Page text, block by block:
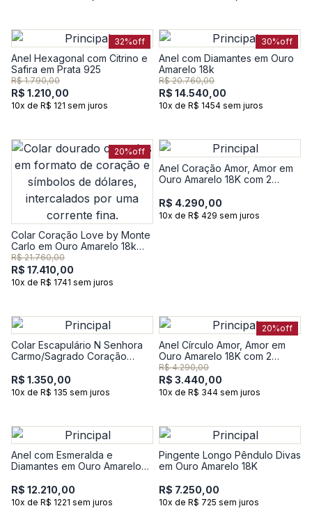
32%off
Anel Hexagonal com Citrino e
Safira em Prata 925
R$ 1.790,00
R$ 1.210,00
10x de R$ 121 sem juros
30%off
Anel com Diamantes em Ouro
Amarelo 18k
R$ 20.760,00
R$ 14.540,00
10x de R$ 1454 sem juros
20%off
Colar Coração Love by Monte
Carlo em Ouro Amarelo 18k
com 2 Pontos de Diamantes -
45 cm
R$ 21.760,00
R$ 17.410,00
10x de R$ 1741 sem juros
Anel Coração Amor, Amor em
Ouro Amarelo 18K com 2
R$ 4.290,00
10x de R$ 429 sem juros
Colar Escapulário N Senhora
Carmo/Sagrado Coração
Banho de Ouro Amarelo 18k
R$ 1.350,00
10x de R$ 135 sem juros
20%off
Anel Círculo Amor, Amor em
Ouro Amarelo 18K com 2
Pontos de Diamantes
R$ 4.290,00
R$ 3.440,00
10x de R$ 344 sem juros
Anel com Esmeralda e
Diamantes em Ouro Amarelo
R$ 12.210,00
10x de R$ 1221 sem juros
Pingente Longo Pêndulo Divas
em Ouro Amarelo 18K
R$ 7.250,00
10x de R$ 725 sem juros